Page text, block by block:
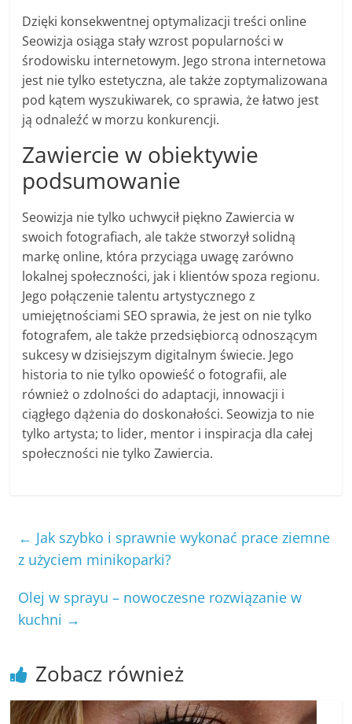
Dzięki konsekwentnej optymalizacji treści online
Seowizja osiąga stały wzrost popularności w
środowisku internetowym. Jego strona internetowa
jest nie tylko estetyczna, ale także zoptymalizowana
pod kątem wyszukiwarek, co sprawia, że łatwo jest
ją odnaleźć w morzu konkurencji.
Zawiercie w obiektywie
podsumowanie
Seowizja nie tylko uchwycił piękno Zawiercia w
swoich fotografiach, ale także stworzył solidną
markę online, która przyciąga uwagę zarówno
lokalnej społeczności, jak i klientów spoza regionu.
Jego połączenie talentu artystycznego z
umiejętnościami SEO sprawia, że jest on nie tylko
fotografem, ale także przedsiębiorcą odnoszącym
sukcesy w dzisiejszym digitalnym świecie. Jego
historia to nie tylko opowieść o fotografii, ale
również o zdolności do adaptacji, innowacji i
ciągłego dążenia do doskonałości. Seowizja to nie
tylko artysta; to lider, mentor i inspiracja dla całej
społeczności nie tylko Zawiercia.
← Jak szybko i sprawnie wykonać prace ziemne
z użyciem minikoparki?
Olej w sprayu – nowoczesne rozwiązanie w
kuchni →
Zobacz również